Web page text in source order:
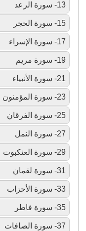
13- سورة الرعد
15- سورة الحجر
17- سورة الإسراء
19- سورة مريم
21- سورة الأنبياء
23- سورة المؤمنون
25- سورة الفرقان
27- سورة النمل
29- سورة العنكبوت
31- سورة لقمان
33- سورة الأحزاب
35- سورة فاطر
37- سورة الصافات